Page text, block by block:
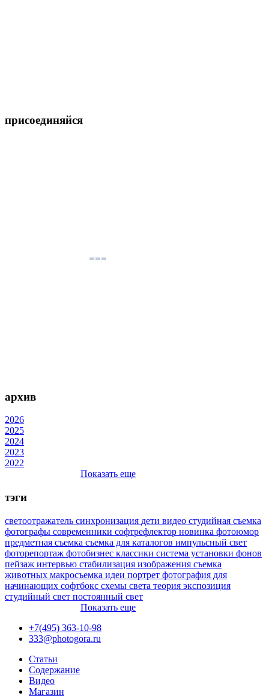
присоединяйся
архив
2026
2025
2024
2023
2022
Показать еще
тэги
светоотражатель синхронизация дети видео студийная съемка
фотографы современники софтрефлектор новинка фотоюмор
предметная съемка съемка для каталогов импульсный свет
фоторепортаж фотобизнес классики система установки фонов
пейзаж интервью стабилизация изображения съемка
животных макросъемка идеи портрет фотография для
начинающих софтбокс схемы света теория экспозиция
студийный свет постоянный свет
Показать еще
+7(495) 363-10-98
333@photogora.ru
Статьи
Содержание
Видео
Магазин